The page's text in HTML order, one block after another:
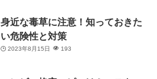
身近な毒草に注意！知っておきた
い危険性と対策
2023年8月15日 193